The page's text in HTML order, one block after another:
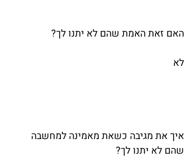
האם זאת האמת שהם לא יתנו לך?
לא
איך את מגיבה כשאת מאמינה למחשבה
שהם לא יתנו לך?